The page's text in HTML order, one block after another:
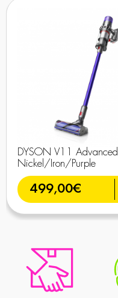
DYSON V11 Advanced
Nickel/Iron/Purple
499,00€